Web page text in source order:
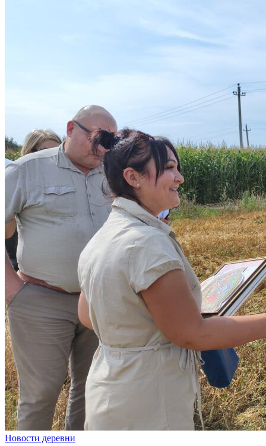
Новости деревни